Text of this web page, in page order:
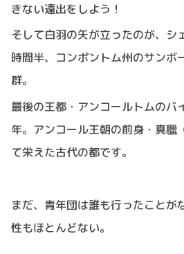
きない遠出をしよう！
そして白羽の矢が立ったのが、シ
時間半、コンポントム州のサンボ
群。
最後の王都・アンコールトムの
年。アンコール王朝の前身・真臘
て栄えた古代の都です。
まだ、青年団は誰も行ったことが
性もほとんどない。